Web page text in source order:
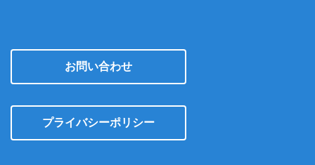
お問い合わせ
プライバシーポリシー